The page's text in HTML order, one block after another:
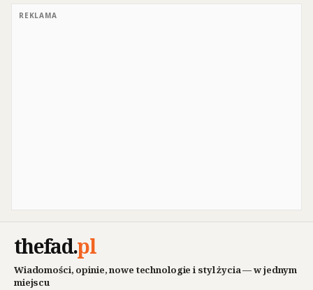
REKLAMA
thefad.pl
Wiadomości, opinie, nowe technologie i styl życia — w jednym
miejscu